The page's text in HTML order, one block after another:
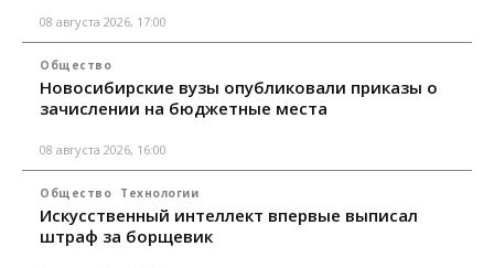
08 августа 2026, 17:00
Общество
Новосибирские вузы опубликовали приказы о
зачислении на бюджетные места
08 августа 2026, 16:00
Общество Технологии
Искусственный интеллект впервые выписал
штраф за борщевик